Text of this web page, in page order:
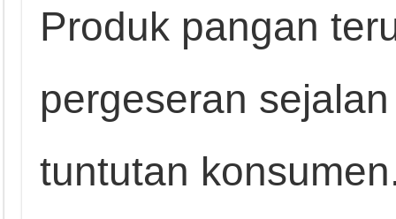
Produk pangan
pergeseran
tuntutan